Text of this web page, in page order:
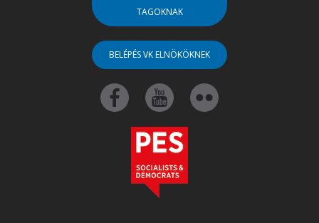
TAGOKNAK
BELÉPÉS VK ELNÖKÖKNEK